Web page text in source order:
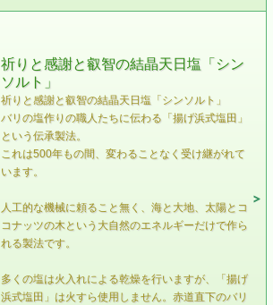
祈りと感謝と叡智の結晶天日塩「シン
ソルト」
祈りと感謝と叡智の結晶天日塩「シンソルト」
バリの塩作りの職人たちに伝わる「揚げ浜式塩田」
という伝承製法。
これは500年もの間、変わることなく受け継がれて
います。
人工的な機械に頼ること無く、海と大地、太陽とコ
コナッツの木という大自然のエネルギーだけで作ら
れる製法です。
多くの塩は火入れによる乾燥を行いますが、「揚げ
浜式塩田」は火すら使用しません。赤道直下のバリ